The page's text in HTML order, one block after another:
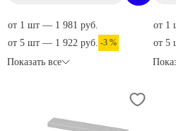
от 1 шт — 1 981 руб.
от 5 шт — 1 922 руб. -3 %
Показать все
от 1
от 5